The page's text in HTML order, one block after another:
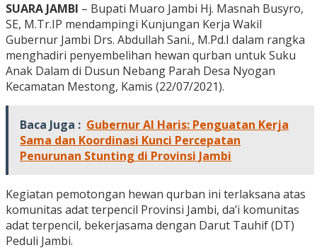
SUARA JAMBI – Bupati Muaro Jambi Hj. Masnah Busyro,
SE, M.Tr.IP mendampingi Kunjungan Kerja Wakil
Gubernur Jambi Drs. Abdullah Sani., M.Pd.I dalam rangka
menghadiri penyembelihan hewan qurban untuk Suku
Anak Dalam di Dusun Nebang Parah Desa Nyogan
Kecamatan Mestong, Kamis (22/07/2021).
Baca Juga : Gubernur Al Haris: Penguatan Kerja
Sama dan Koordinasi Kunci Percepatan
Penurunan Stunting di Provinsi Jambi
Kegiatan pemotongan hewan qurban ini terlaksana atas
komunitas adat terpencil Provinsi Jambi, da’i komunitas
adat terpencil, bekerjasama dengan Darut Tauhif (DT)
Peduli Jambi.